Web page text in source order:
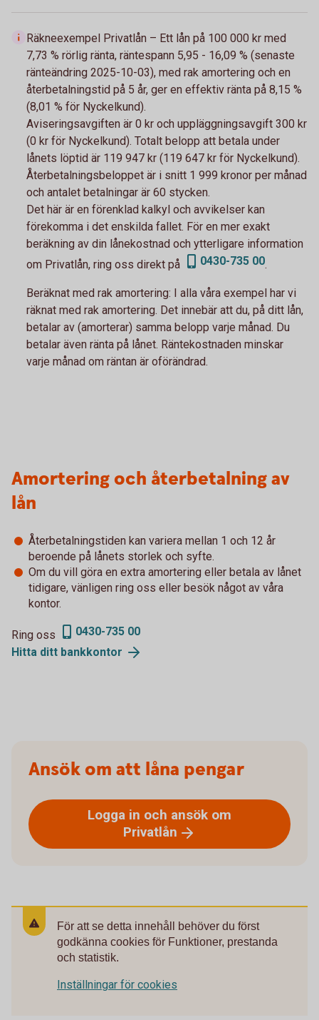
Räkneexempel Privatlån – Ett lån på 100 000 kr med
7,73 % rörlig ränta, räntespann 5,95 - 16,09 % (senaste
ränteändring 2025-10-03), med rak amortering och en
återbetalningstid på 5 år, ger en effektiv ränta på 8,15 %
(8,01 % för Nyckelkund).
Aviseringsavgiften är 0 kr och uppläggningsavgift 300 kr
(0 kr för Nyckelkund). Totalt belopp att betala under
lånets löptid är 119 947 kr (119 647 kr för Nyckelkund).
Återbetalningsbeloppet är i snitt 1 999 kronor per månad
och antalet betalningar är 60 stycken.
Det här är en förenklad kalkyl och avvikelser kan
förekomma i det enskilda fallet. För en mer exakt
beräkning av din lånekostnad och ytterligare information
om Privatlån, ring oss direkt på
0430-735 00.
Beräknat med rak amortering: I alla våra exempel har vi
räknat med rak amortering. Det innebär att du, på ditt lån,
betalar av (amorterar) samma belopp varje månad. Du
betalar även ränta på lånet. Räntekostnaden minskar
varje månad om räntan är oförändrad.
Amortering och återbetalning av
lån
Återbetalningstiden kan variera mellan 1 och 12 år
beroende på lånets storlek och syfte.
Om du vill göra en extra amortering eller betala av lånet
tidigare, vänligen ring oss eller besök något av våra
kontor.
Ring oss
0430-735 00
Hitta ditt bankkontor
Ansök om att låna pengar
Logga in och ansök om
Privatlån
För att se detta innehåll behöver du först
godkänna cookies för Funktioner, prestanda
och statistik.
Inställningar för cookies